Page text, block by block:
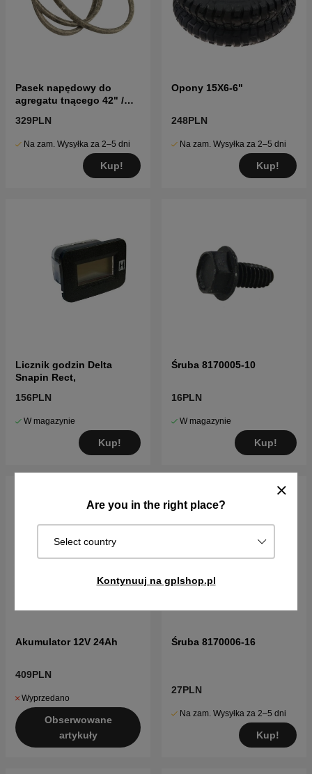
Are you in the right place?
Select country
Kontynuuj na gplshop.pl
Pasek napędowy do
agregatu tnącego 42" /
329PLN
Na zam. Wysyłka za 2–5 dni
Kup!
Opony 15X6-6"
248PLN
Na zam. Wysyłka za 2–5 dni
Kup!
Licznik godzin Delta
Snapin Rect,
156PLN
W magazynie
Kup!
Śruba 8170005-10
16PLN
W magazynie
Kup!
Akumulator 12V 24Ah
409PLN
Wyprzedano
Obserwowane
artykuły
Śruba 8170006-16
27PLN
Na zam. Wysyłka za 2–5 dni
Kup!